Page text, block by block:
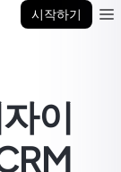
시작하기
이